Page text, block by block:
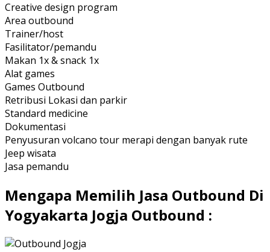
Creative design program
Area outbound
Trainer/host
Fasilitator/pemandu
Makan 1x & snack 1x
Alat games
Games Outbound
Retribusi Lokasi dan parkir
Standard medicine
Dokumentasi
Penyusuran volcano tour merapi dengan banyak rute
Jeep wisata
Jasa pemandu
Mengapa Memilih Jasa Outbound Di
Yogyakarta Jogja Outbound :